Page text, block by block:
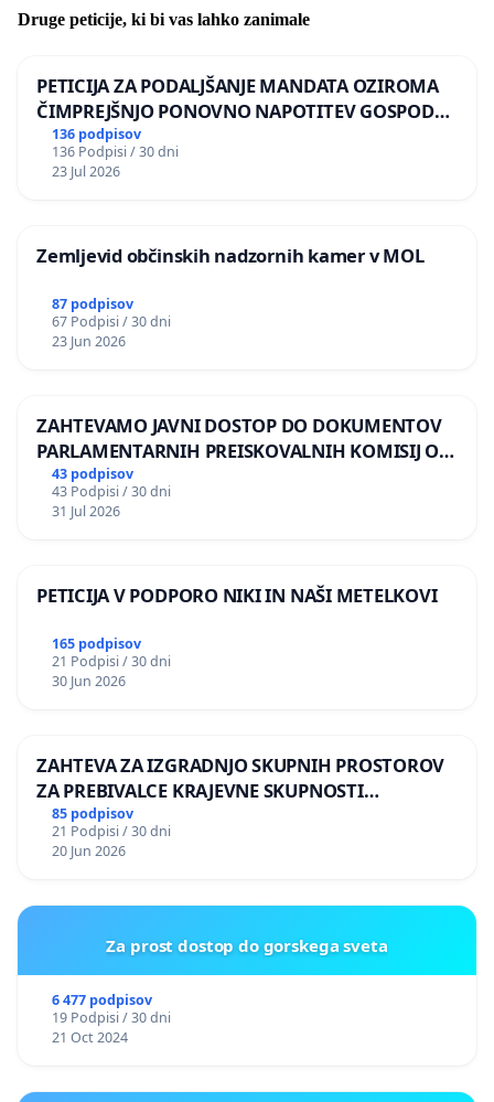
Druge peticije, ki bi vas lahko zanimale
PETICIJA ZA PODALJŠANJE MANDATA OZIROMA
ČIMPREJŠNJO PONOVNO NAPOTITEV GOSPODA
BERNARDA ŠRAJNERJA NA VELEPOSLANIŠTVO
REPUBLIKE SLOVENIJE V MOSKVI
136 podpisov
136 Podpisi / 30 dni
23 Jul 2026
Zemljevid občinskih nadzornih kamer v MOL
87 podpisov
67 Podpisi / 30 dni
23 Jun 2026
ZAHTEVAMO JAVNI DOSTOP DO DOKUMENTOV
PARLAMENTARNIH PREISKOVALNIH KOMISIJ O
ILEGALNI TRGOVINI Z OROŽJEM
43 podpisov
43 Podpisi / 30 dni
31 Jul 2026
PETICIJA V PODPORO NIKI IN NAŠI METELKOVI
165 podpisov
21 Podpisi / 30 dni
30 Jun 2026
ZAHTEVA ZA IZGRADNJO SKUPNIH PROSTOROV
ZA PREBIVALCE KRAJEVNE SKUPNOSTI
PRESTRANEK
85 podpisov
21 Podpisi / 30 dni
20 Jun 2026
Za prost dostop do gorskega sveta
6 477 podpisov
19 Podpisi / 30 dni
21 Oct 2024